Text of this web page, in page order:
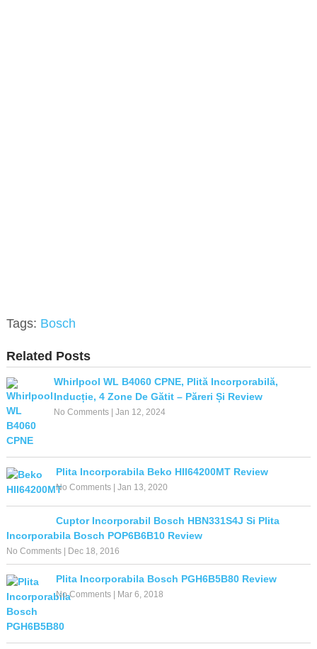
Tags: Bosch
Related Posts
Whirlpool WL B4060 CPNE, Plită Incorporabilă,
Inducție, 4 Zone De Gătit – Păreri Și Review
No Comments| Jan 12, 2024
Plita Incorporabila Beko HII64200MT Review
No Comments| Jan 13, 2020
Cuptor Incorporabil Bosch HBN331S4J Si Plita
Incorporabila Bosch POP6B6B10 Review
No Comments| Dec 18, 2016
Plita Incorporabila Bosch PGH6B5B80 Review
No Comments| Mar 6, 2018